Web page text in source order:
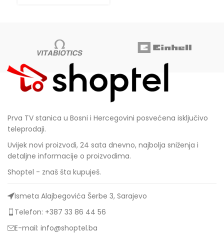
Prva TV stanica u Bosni i Hercegovini posvećena isključivo
teleprodaji.
Uvijek novi proizvodi, 24 sata dnevno, najbolja sniženja i
detaljne informacije o proizvodima.
Shoptel - znaš šta kupuješ.
Ismeta Alajbegovića Šerbe 3, Sarajevo
Telefon: +387 33 86 44 56
E-mail: info@shoptel.ba